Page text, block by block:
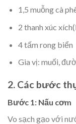
1,5 muỗng cà
2 thanh xúc
4 tấm rong biển
Gia vị: muối,
2. Các bước
Bước 1: Nấu cơm
Vo sạch gạo với